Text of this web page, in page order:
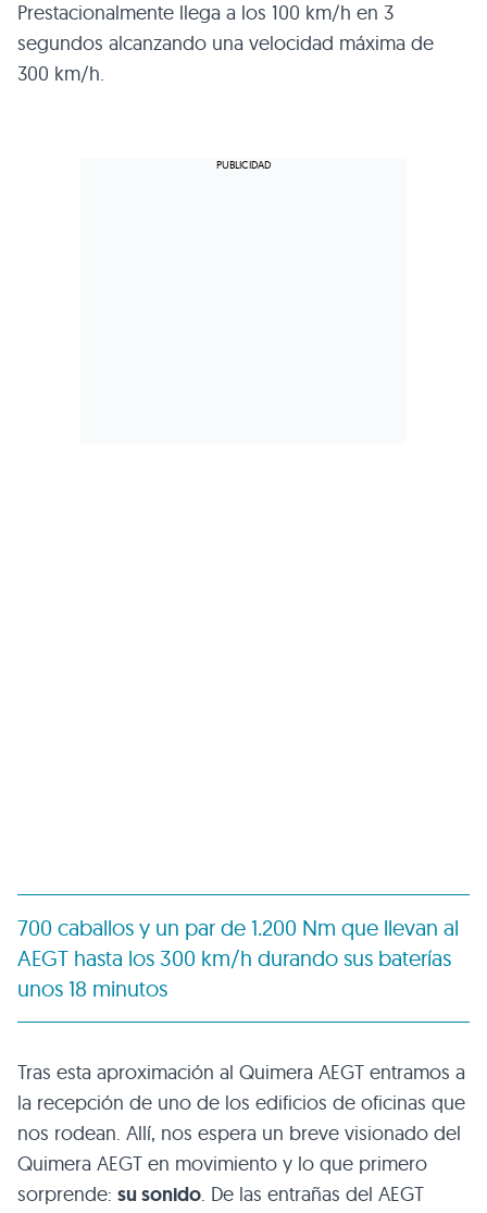
Prestacionalmente llega a los 100 km/h en 3
segundos alcanzando una velocidad máxima de
300 km/h.
700 caballos y un par de 1.200 Nm que llevan al
AEGT hasta los 300 km/h durando sus baterías
unos 18 minutos
Tras esta aproximación al Quimera AEGT entramos a
la recepción de uno de los edificios de oficinas que
nos rodean. Allí, nos espera un breve visionado del
Quimera AEGT en movimiento y lo que primero
sorprende: su sonido. De las entrañas del AEGT